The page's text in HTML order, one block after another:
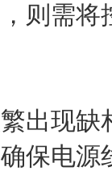
则需
出现
保电